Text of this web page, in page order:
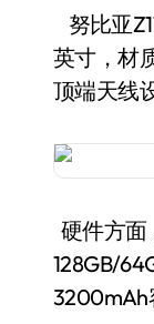
努比亚
英寸，材
顶端天线
硬件方面
128GB/
3200mAh